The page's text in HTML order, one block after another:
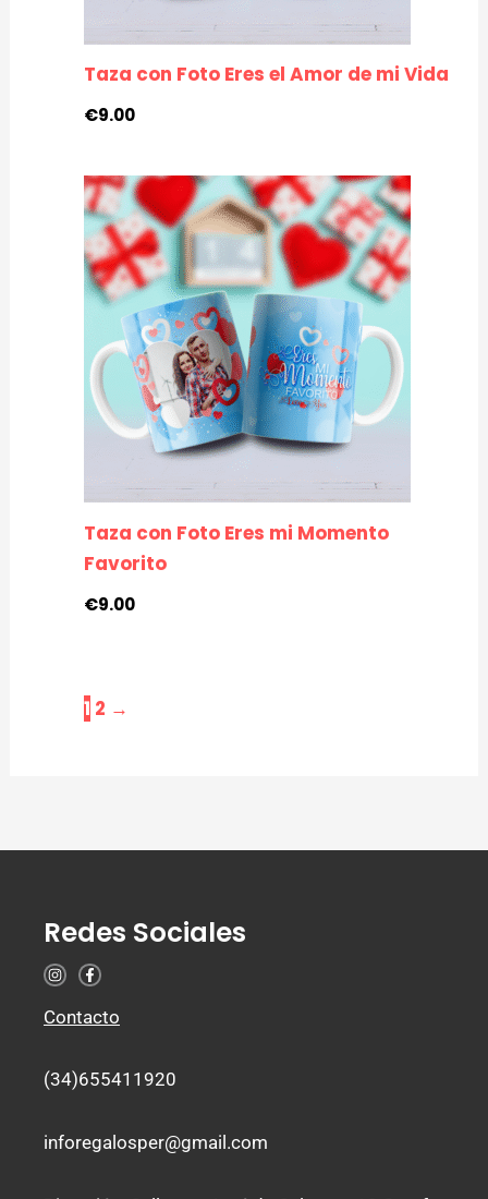
Taza con Foto Eres el Amor de mi Vida
€9.00
Taza con Foto Eres mi Momento
Favorito
€9.00
1 2 →
Redes Sociales
I
n
t
a
m
F
a
b
-
Contacto
(34)655411920
inforegalosper@gmail.com